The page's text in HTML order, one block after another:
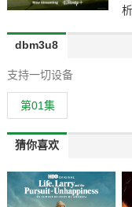
dbm3u8
支持一切设备
第01集
猜你喜欢